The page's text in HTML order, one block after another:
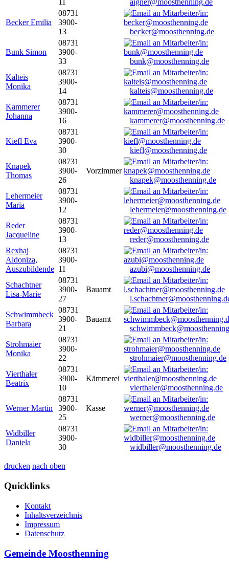
aigner@moosthenning.de
Becker Emilia
08731
3900-
13
becker@moosthenning.de
Bunk Simon
08731
3900-
33
bunk@moosthenning.de
Kalteis
Monika
08731
3900-
14
kalteis@moosthenning.de
Kammerer
Johanna
08731
3900-
16
kammerer@moosthenning.de
Kiefl Eva
08731
3900-
30
kiefl@moosthenning.de
Knapek
Thomas
08731
3900-
26
Vorzimmer
knapek@moosthenning.de
Lehermeier
Maria
08731
3900-
12
lehermeier@moosthenning.de
Reder
Jacqueline
08731
3900-
13
reder@moosthenning.de
Rexhaj
Aldoniza,
Auszubildende
08731
3900-
11
azubi@moosthenning.de
Schachtner
Lisa-Marie
08731
3900-
27
Bauamt
Schwimmbeck
Barbara
08731
3900-
21
Bauamt
Strohmaier
Monika
08731
3900-
22
strohmaier@moosthenning.de
Vierthaler
Beatrix
08731
3900-
10
Kämmerei
vierthaler@moosthenning.de
Werner Martin
08731
3900-
25
Kasse
werner@moosthenning.de
Widbiller
Daniela
08731
3900-
30
widbiller@moosthenning.de
drucken nach oben
Quicklinks
Kontakt
Inhaltsverzeichnis
Impressum
Datenschutz
Gemeinde Moosthenning